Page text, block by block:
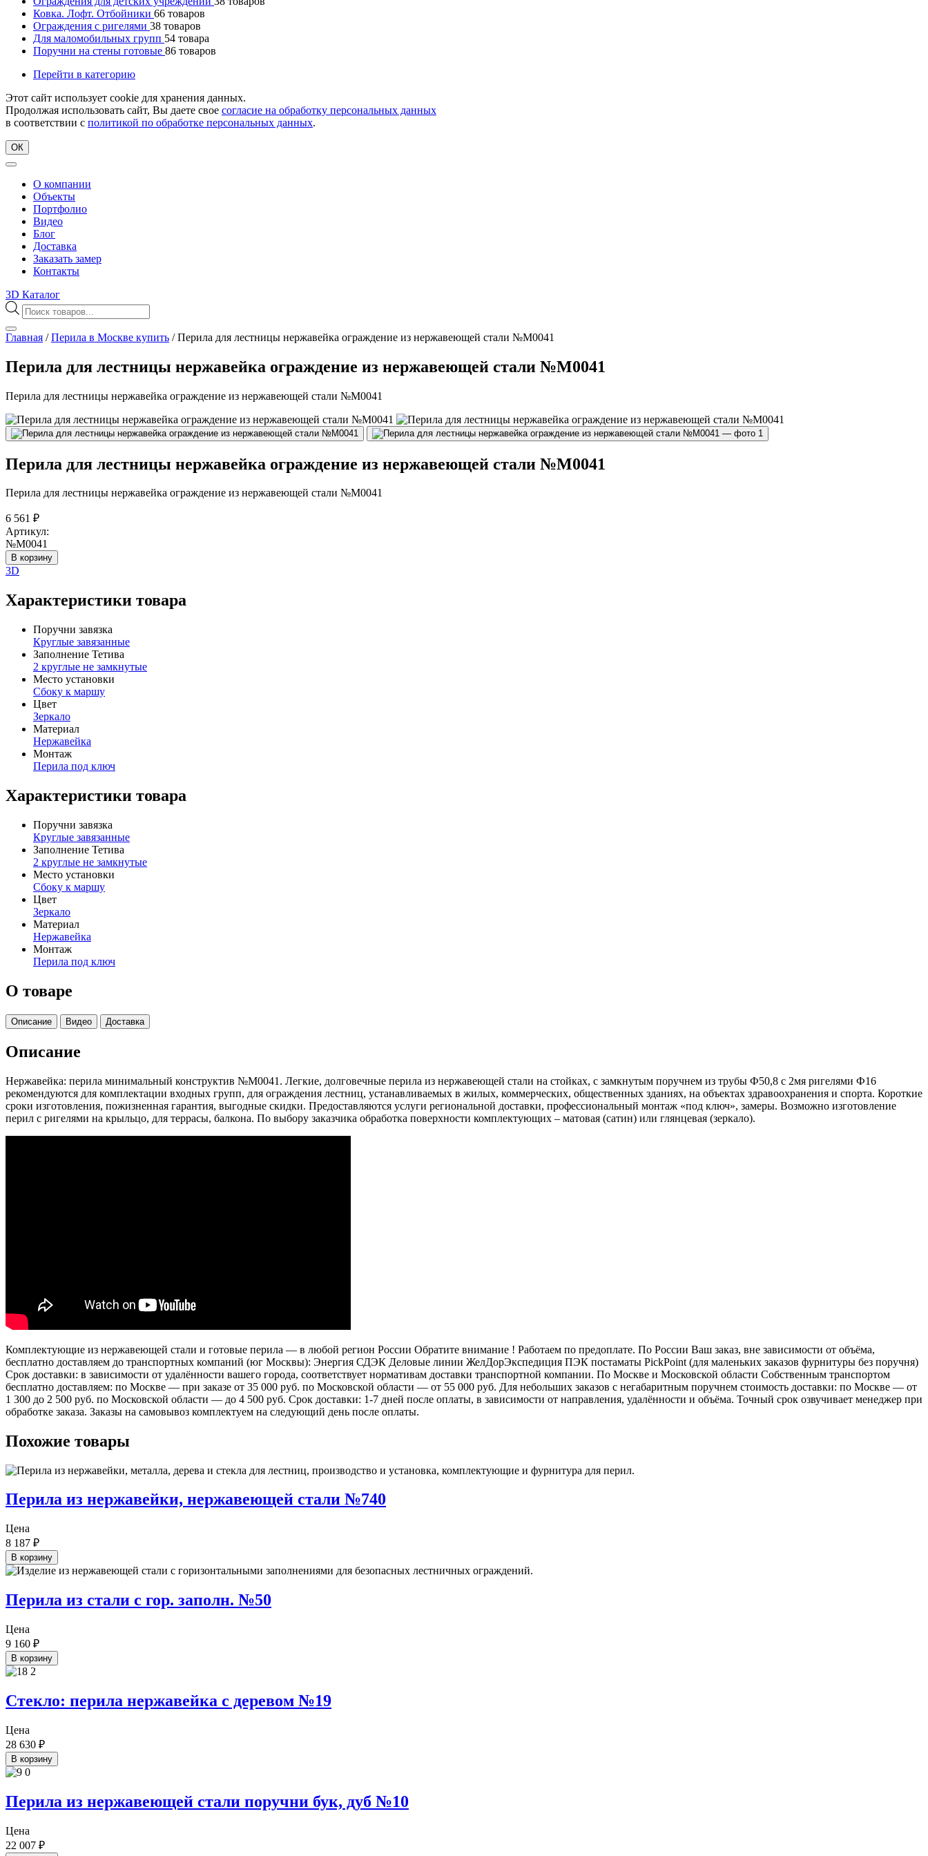
Ковка. Лофт. Отбойники 66 товаров
Ограждения с ригелями 38 товаров
Для маломобильных групп 54 товара
Поручни на стены готовые 86 товаров
Перейти в категорию
Этот сайт использует cookie для хранения данных.
Продолжая использовать сайт, Вы даете свое согласие на обработку персональных данных
в соответствии с политикой по обработке персональных данных.
ОК
О компании
Объекты
Портфолио
Видео
Блог
Доставка
Заказать замер
Контакты
3D Каталог
Поиск
товаров
Главная /Перила в Москве купить /Перила для лестницы нержавейка ограждение из нержавеющей стали №М0041
Перила для лестницы нержавейка ограждение из нержавеющей стали №М0041
Перила для лестницы нержавейка ограждение из нержавеющей стали №М0041
Перила для лестницы нержавейка ограждение из нержавеющей стали №М0041
Перила для лестницы нержавейка ограждение из нержавеющей стали №М0041
6 561 ₽
Артикул:
№М0041
В корзину
3D
Характеристики товара
Поручни завязка
Круглые завязанные
Заполнение Тетива
2 круглые не замкнутые
Место установки
Сбоку к маршу
Цвет
Зеркало
Материал
Нержавейка
Монтаж
Перила под ключ
Характеристики товара
Поручни завязка
Круглые завязанные
Заполнение Тетива
2 круглые не замкнутые
Место установки
Сбоку к маршу
Цвет
Зеркало
Материал
Нержавейка
Монтаж
Перила под ключ
О товаре
Описание Видео Доставка
Описание
Нержавейка: перила минимальный конструктив №М0041. Легкие, долговечные перила из нержавеющей стали на стойках, с замкнутым поручнем из трубы Ф50,8 с 2мя ригелями Ф16
рекомендуются для комплектации входных групп, для ограждения лестниц, устанавливаемых в жилых, коммерческих, общественных зданиях, на объектах здравоохранения и спорта. Короткие
сроки изготовления, пожизненная гарантия, выгодные скидки. Предоставляются услуги региональной доставки, профессиональный монтаж «под ключ», замеры. Возможно изготовление
перил с ригелями на крыльцо, для террасы, балкона. По выбору заказчика обработка поверхности комплектующих – матовая (сатин) или глянцевая (зеркало).
Комплектующие из нержавеющей стали и готовые перила — в любой регион России Обратите внимание ! Работаем по предоплате. По России Ваш заказ, вне зависимости от объёма,
бесплатно доставляем до транспортных компаний (юг Москвы): Энергия СДЭК Деловые линии ЖелДорЭкспедиция ПЭК постаматы PickPoint (для маленьких заказов фурнитуры без поручня)
Срок доставки: в зависимости от удалённости вашего города, соответствует нормативам доставки транспортной компании. По Москве и Московской области Собственным транспортом
бесплатно доставляем: по Москве — при заказе от 35 000 руб. по Московской области — от 55 000 руб. Для небольших заказов с негабаритным поручнем стоимость доставки: по Москве — от
1 300 до 2 500 руб. по Московской области — до 4 500 руб. Срок доставки: 1-7 дней после оплаты, в зависимости от направления, удалённости и объёма. Точный срок озвучивает менеджер при
обработке заказа. Заказы на самовывоз комплектуем на следующий день после оплаты.
Похожие товары
Перила из нержавейки, нержавеющей стали №740
Цена
8 187 ₽
В корзину
Перила из стали с гор. заполн. №50
Цена
9 160 ₽
В корзину
Стекло: перила нержавейка с деревом №19
Цена
28 630 ₽
В корзину
Перила из нержавеющей стали поручни бук, дуб №10
Цена
22 007 ₽